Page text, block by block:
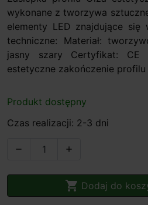
wykonane z tworzywa
elementy LED znajdujące się
techniczne: Materiał:
jasny szary Certyfikat: CE
estetyczne zakończenie profilu
Produkt dostępny
Czas realizacji: 2-3 dni
 
 Dodaj do